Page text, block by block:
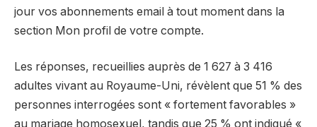
jour vos abonnements email à tout moment dans la
section Mon profil de votre compte.
Les réponses, recueillies auprès de 1 627 à 3 416
adultes vivant au Royaume-Uni, révèlent que 51 % des
personnes interrogées sont « fortement favorables »
au mariage homosexuel, tandis que 25 % ont indiqué «